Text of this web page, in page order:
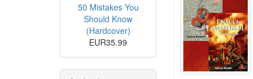
50 Mistakes You
Should Know
(Hardcover)
EUR35.99